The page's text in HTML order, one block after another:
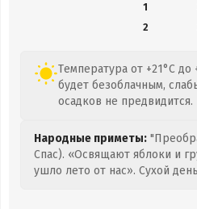
1
2
Температура от +21°C до
будет безоблачным,
осадков не предвидится.
Народные приметы:
Спас). «Освящают яблоки и
ушло лето от нас». Сухой